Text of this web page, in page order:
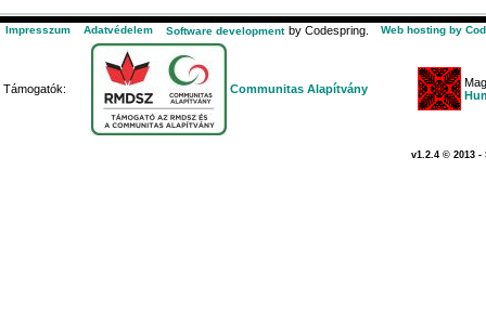
Impresszum Adatvédelem Software development by Codespring. Web hosting by
Támogatók: Communitas Alapítvány
v1.2.4 © 2013